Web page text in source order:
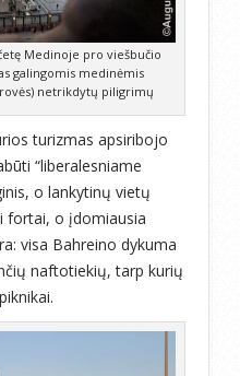
Medinoje pro viešbučio
galingomis medinėmis
netrikdytų piligrimų
turizmas apsiribojo
“liberalesniame
o lankytinų vietų
fortai, o įdomiausia
visa Bahreino dykuma
naftotiekių, tarp kurių